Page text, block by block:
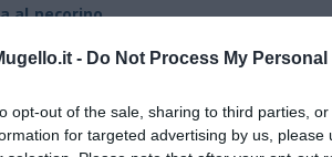
- Do Not Process My
opt-out of the sale, sharing to third parties,
for targeted advertising by us,
al pecorino
il 20 ottobre
toscana
J63